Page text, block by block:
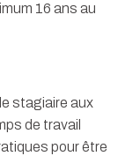
16 ans au
stagiaire aux
de travail
pour être